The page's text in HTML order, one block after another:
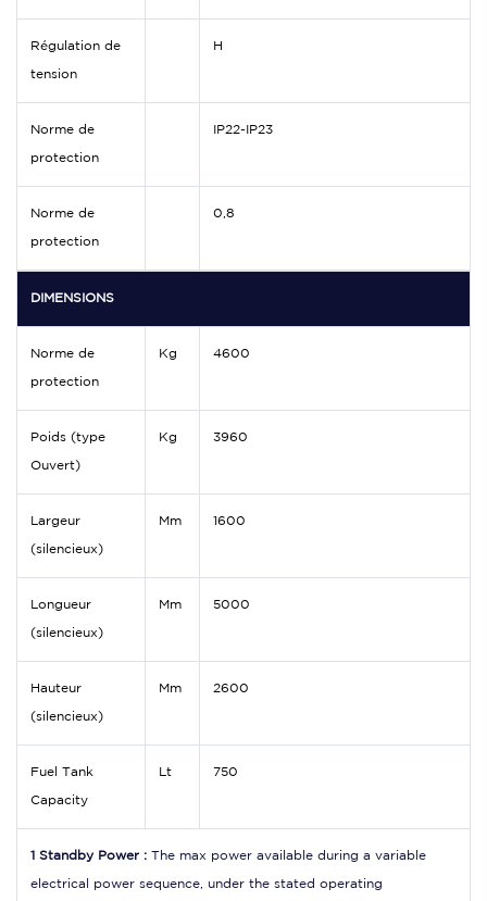
Régulation de
tension
H
Norme de
protection
IP22-IP23
Norme de
protection
0,8
DIMENSIONS
Norme de
protection
Kg 4600
Poids (type
Ouvert)
Kg 3960
Largeur
(silencieux)
Mm 1600
Longueur
(silencieux)
Mm 5000
Hauteur
(silencieux)
Mm 2600
Fuel Tank
Capacity
Lt 750
1 Standby Power : The max power available during a variable
electrical power sequence, under the stated operating